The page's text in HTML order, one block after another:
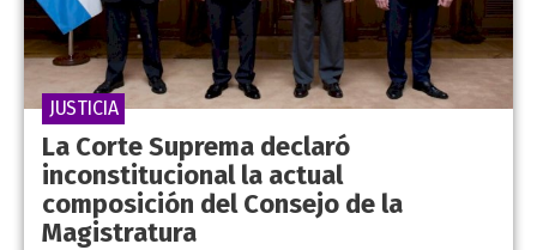
La Corte Suprema declaró
inconstitucional la actual
composición del Consejo de la
Magistratura
JUSTICIA